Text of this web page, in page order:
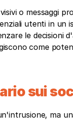
o messaggi
utenti in un
le decisioni
come
sui
ma